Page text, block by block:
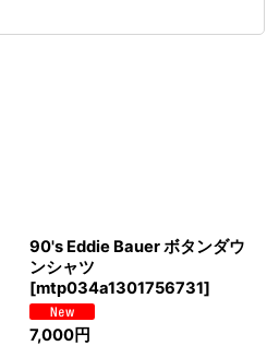
90's Eddie Bauer ボタンダウ
ンシャツ
[mtp034a1301756731]
7,000円